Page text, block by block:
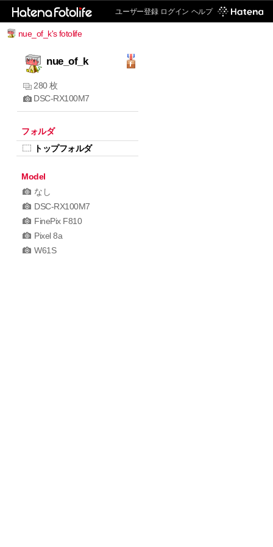
ユーザー登録 ログイン ヘルプ
nue_of_k's fotolife
nue_of_k
280 枚
DSC-RX100M7
フォルダ
トップフォルダ
Model
なし
DSC-RX100M7
FinePix F810
Pixel 8a
W61S